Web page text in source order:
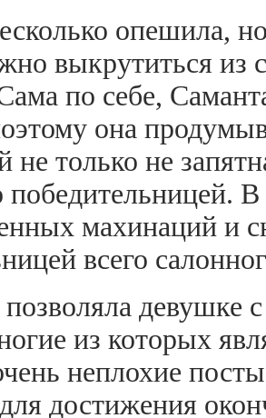
опешила,
выкрутиться из
по себе,
она
не только не
победительницей.
махинаций и
всего
девушке
из которых
неплохие
достижения